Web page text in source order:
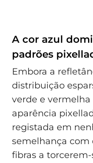
A cor azul
padrões
Embora a
distribuição
verde e
aparência
registada em
semelhança com
fibras a